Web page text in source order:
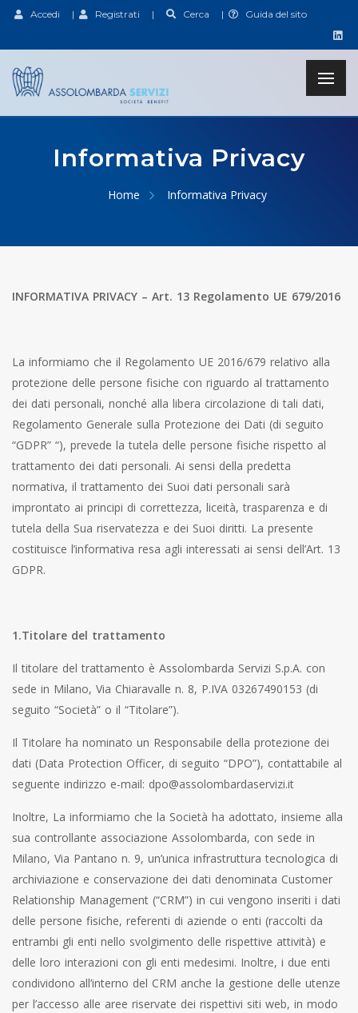
Accedi | Registrati | Cerca | Guida del sito
Informativa Privacy
Home Informativa Privacy
INFORMATIVA PRIVACY – Art. 13 Regolamento UE 679/2016
La informiamo che il Regolamento UE 2016/679 relativo alla
protezione delle persone fisiche con riguardo al trattamento
dei dati personali, nonché alla libera circolazione di tali dati,
Regolamento Generale sulla Protezione dei Dati (di seguito
“GDPR” “), prevede la tutela delle persone fisiche rispetto al
trattamento dei dati personali. Ai sensi della predetta
normativa, il trattamento dei Suoi dati personali sarà
improntato ai principi di correttezza, liceità, trasparenza e di
tutela della Sua riservatezza e dei Suoi diritti. La presente
costituisce l’informativa resa agli interessati ai sensi dell’Art. 13
GDPR.
1.Titolare del trattamento
Il titolare del trattamento è Assolombarda Servizi S.p.A. con
sede in Milano, Via Chiaravalle n. 8, P.IVA 03267490153 (di
seguito “Società” o il “Titolare”).
Il Titolare ha nominato un Responsabile della protezione dei
dati (Data Protection Officer, di seguito “DPO”), contattabile al
seguente indirizzo e-mail: dpo@assolombardaservizi.it
Inoltre, La informiamo che la Società ha adottato, insieme alla
sua controllante associazione Assolombarda, con sede in
Milano, Via Pantano n. 9, un’unica infrastruttura tecnologica di
archiviazione e conservazione dei dati denominata Customer
Relationship Management (“CRM”) in cui vengono inseriti i dati
delle persone fisiche, referenti di aziende o enti (raccolti da
entrambi gli enti nello svolgimento delle rispettive attività) e
delle loro interazioni con gli enti medesimi. Inoltre, i due enti
condividono all’interno del CRM anche la gestione delle utenze
per l’accesso alle aree riservate dei rispettivi siti web, in modo